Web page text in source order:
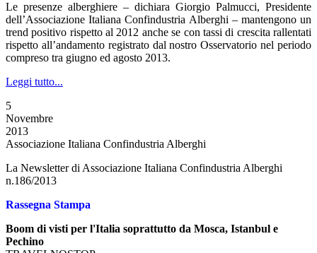
Le presenze alberghiere – dichiara Giorgio Palmucci, Presidente
dell’Associazione Italiana Confindustria Alberghi – mantengono un
trend positivo rispetto al 2012 anche se con tassi di crescita rallentati
rispetto all’andamento registrato dal nostro Osservatorio nel periodo
compreso tra giugno ed agosto 2013.
Leggi tutto...
5
Novembre
2013
Associazione Italiana Confindustria Alberghi
La Newsletter di Associazione Italiana Confindustria Alberghi
n.186/2013
Rassegna Stampa
Boom di visti per l'Italia soprattutto da Mosca, Istanbul e
Pechino